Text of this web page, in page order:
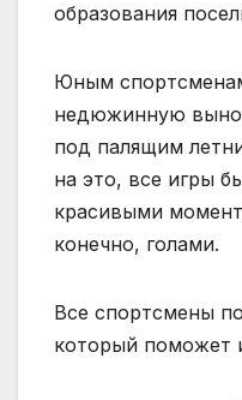
образования
Юным
недюжин­ную
под палящим
на это, все игры
красивыми
конечно, голами.
Все спортсмены
который поможет